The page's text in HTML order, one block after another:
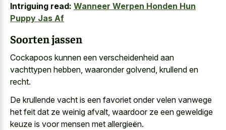
Intriguing read: Wanneer Werpen Honden Hun
Puppy Jas Af
Soorten jassen
Cockapoos kunnen een verscheidenheid aan
vachttypen hebben, waaronder golvend, krullend en
recht.
De krullende vacht is een favoriet onder velen vanwege
het feit dat ze weinig afvalt, waardoor ze een geweldige
keuze is voor mensen met allergieën.